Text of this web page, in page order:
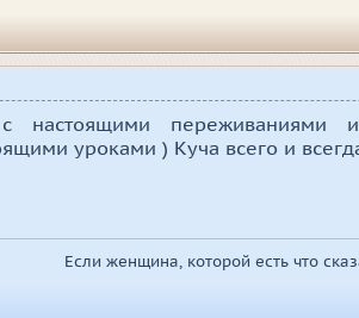
с настоящими переживаниями
уроками ) Куча всего и
Если женщина, которой есть что